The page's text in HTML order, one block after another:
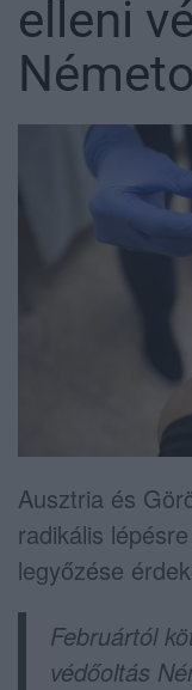
elleni
Ausztria és
radikális
legyőzése
Februártól
védőoltás